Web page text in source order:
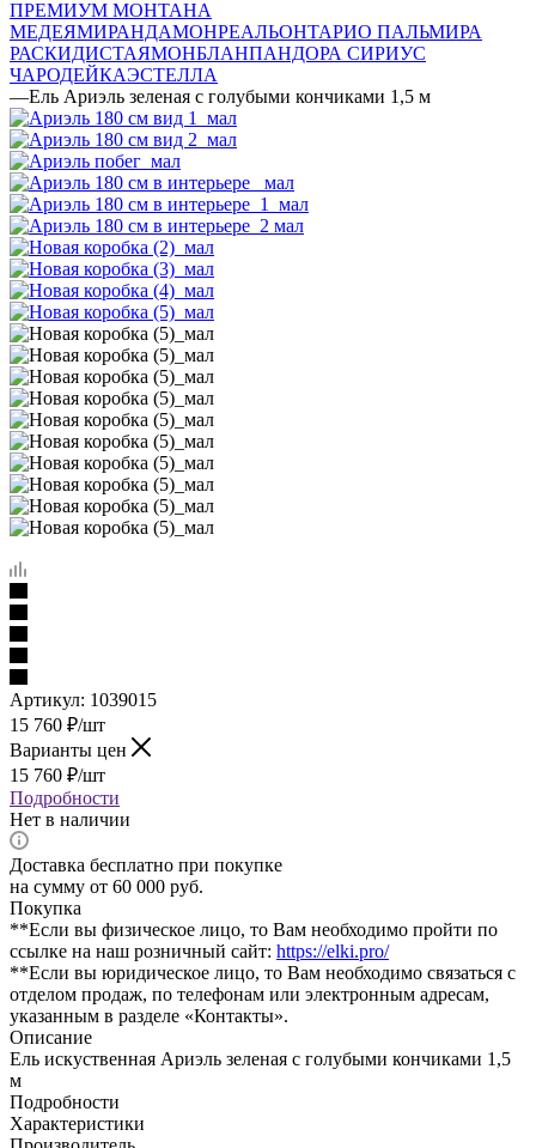
ПРЕМИУМ МОНТАНА
МЕДЕЯМИРАНДАМОНРЕАЛЬОНТАРИО ПАЛЬМИРА
РАСКИДИСТАЯМОНБЛАНПАНДОРА СИРИУС
ЧАРОДЕЙКАЭСТЕЛЛА
—Ель Ариэль зеленая с голубыми кончиками 1,5 м
Артикул: 1039015
15 760 ₽/шт
Варианты цен
15 760 ₽/шт
Подробности
Нет в наличии
Доставка бесплатно при покупке
на сумму от 60 000 руб.
Покупка
**Если вы физическое лицо, то Вам необходимо пройти по
ссылке на наш розничный сайт: https://elki.pro/
**Если вы юридическое лицо, то Вам необходимо связаться с
отделом продаж, по телефонам или электронным адресам,
указанным в разделе «Контакты».
Описание
Ель искуственная Ариэль зеленая с голубыми кончиками 1,5
м
Подробности
Характеристики